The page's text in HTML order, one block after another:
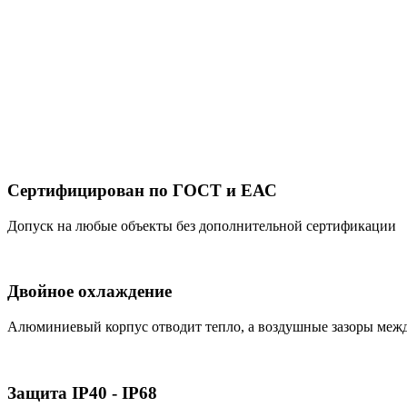
Сертифицирован по ГОСТ и ЕАС
Допуск на любые объекты без дополнительной сертификации
Двойное охлаждение
Алюминиевый корпус отводит тепло, а воздушные зазоры
Защита IP40 - IP68